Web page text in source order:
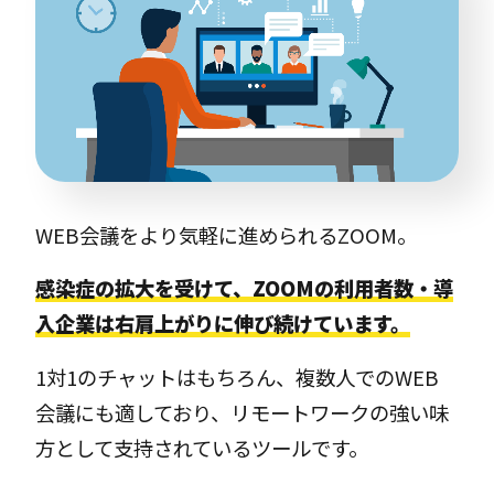
WEB会議をより気軽に進められるZOOM。
感染症の拡大を受けて、ZOOMの利用者数・導
入企業は右肩上がりに伸び続けています。
1対1のチャットはもちろん、複数人でのWEB
会議にも適しており、リモートワークの強い味
方として支持されているツールです。